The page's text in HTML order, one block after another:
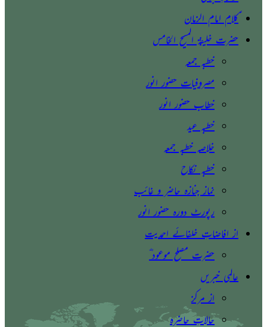
ؑکلام امام الزمان
حضرت خلیفۃ المسیح الخامس
خطبہ جمعہ
مصروفیات حضور انور
خطاب حضور انور
خطبہ عید
خلاصہ خطبہ جمعہ
خطبہ نکاح
نماز جنازہ حاضر و غائب
رپورٹ دورہ حضور انور
از افاضاتِ خلفائے احمدیت
حضرت مصلح موعود ؓ
عالمی خبریں
از مرکز
حالاتِ حاضرہ